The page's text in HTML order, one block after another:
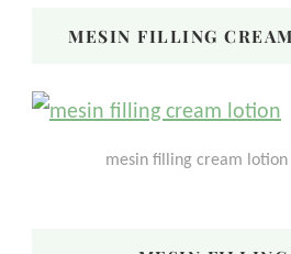
MESIN FILLING
mesin filling cream lotion